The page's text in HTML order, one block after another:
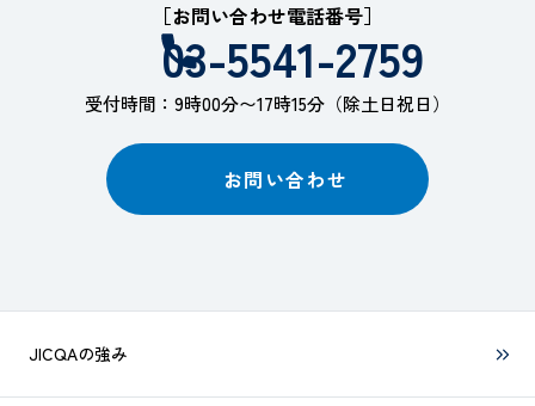
［お問い合わせ電話番号］
03-5541-2759
受付時間：9時00分〜17時15分（除土日祝日）
お問い合わせ
JICQAの強み